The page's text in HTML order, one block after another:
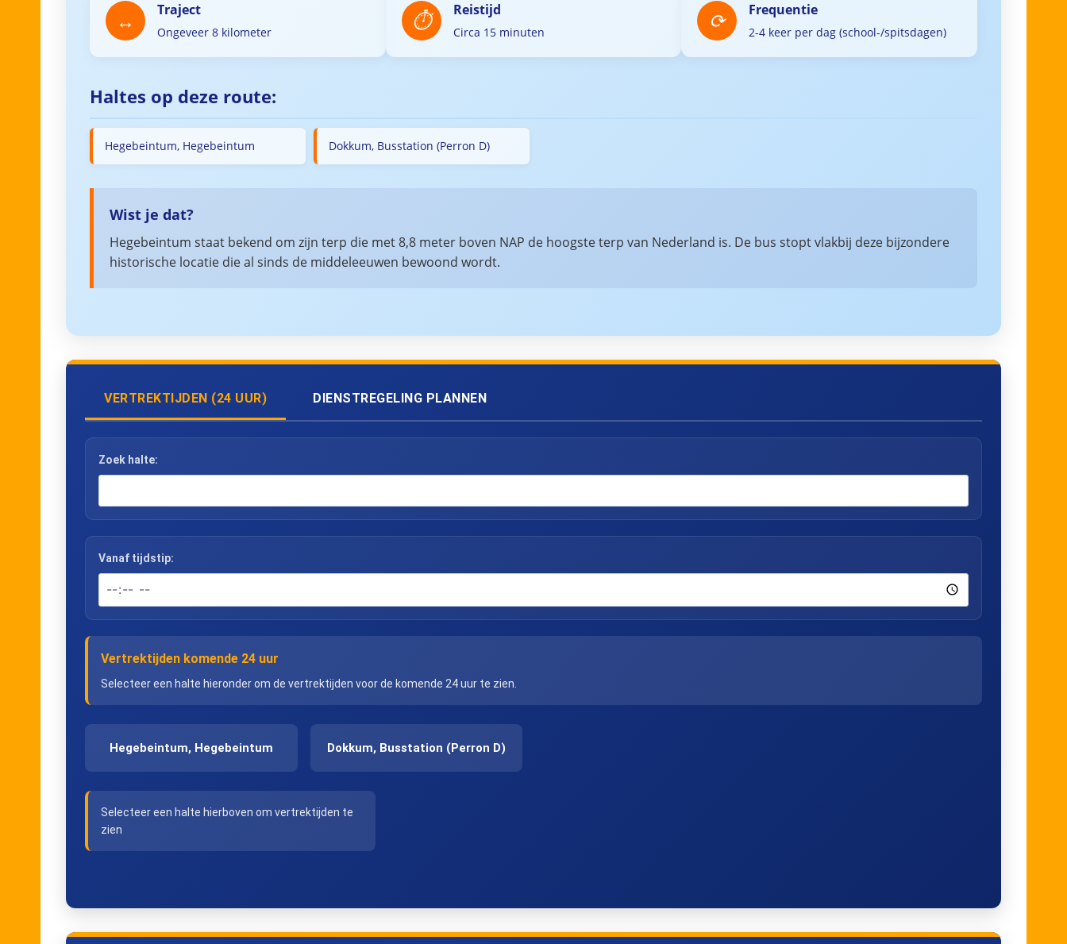
Traject
Ongeveer 8 kilometer
Reistijd
Circa 15 minuten
Frequentie
2-4 keer per dag (school-/spitsdagen)
Haltes op deze route:
Hegebeintum, Hegebeintum Dokkum, Busstation (Perron D)
Wist je dat?
Hegebeintum staat bekend om zijn terp die met 8,8 meter boven NAP de hoogste terp van Nederland is. De bus stopt vlakbij deze bijzondere
historische locatie die al sinds de middeleeuwen bewoond wordt.
VERTREKTIJDEN (24 UUR) DIENSTREGELING PLANNEN
Zoek halte:
Vanaf tijdstip:
Vertrektijden komende 24 uur
Selecteer een halte hieronder om de vertrektijden voor de komende 24 uur te zien.
Hegebeintum, Hegebeintum Dokkum, Busstation (Perron D)
Selecteer een halte hierboven om vertrektijden te
zien